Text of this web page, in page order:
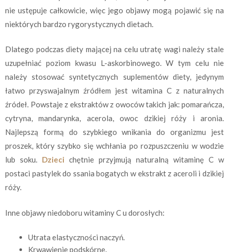
nie ustępuje całkowicie, więc jego objawy mogą pojawić się na
niektórych bardzo rygorystycznych dietach.
Dlatego podczas diety mającej na celu utratę wagi należy stale
uzupełniać poziom kwasu L-askorbinowego. W tym celu nie
należy stosować syntetycznych suplementów diety, jedynym
łatwo przyswajalnym źródłem jest witamina C z naturalnych
źródeł. Powstaje z ekstraktów z owoców takich jak: pomarańcza,
cytryna, mandarynka, acerola, owoc dzikiej róży i aronia.
Najlepszą formą do szybkiego wnikania do organizmu jest
proszek, który szybko się wchłania po rozpuszczeniu w wodzie
lub soku. Dzieci chętnie przyjmują naturalną witaminę C w
postaci pastylek do ssania bogatych w ekstrakt z aceroli i dzikiej
róży.
Inne objawy niedoboru witaminy C u dorosłych:
Utrata elastyczności naczyń.
Krwawienie podskórne.